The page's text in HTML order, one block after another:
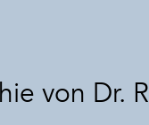
von Dr.